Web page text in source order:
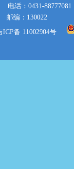
电话：0431-88777081
邮编：130022
ICP备 11002904号